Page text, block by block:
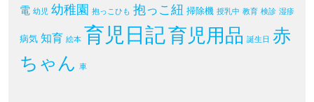
電 幼児 幼稚園 抱っこひも 抱っこ紐 掃除機 授乳中 教育 検診 湿疹
病気 知育 絵本 育児日記育児用品 誕生日 赤
ちゃん 車